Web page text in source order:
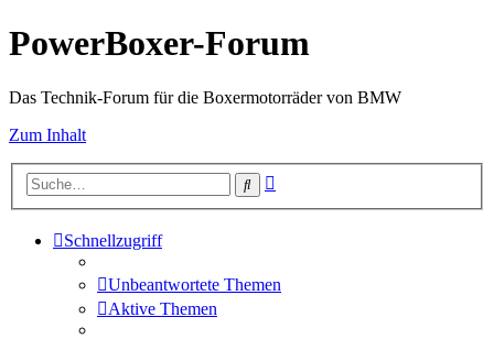
PowerBoxer-Forum
Das Technik-Forum für die Boxermotorräder von BMW
Zum Inhalt
Suche
Schnellzugriff
Unbeantwortete Themen
Aktive Themen